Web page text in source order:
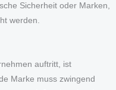
Sicherheit oder Marken,
werden.
auftritt, ist
Marke muss zwingend